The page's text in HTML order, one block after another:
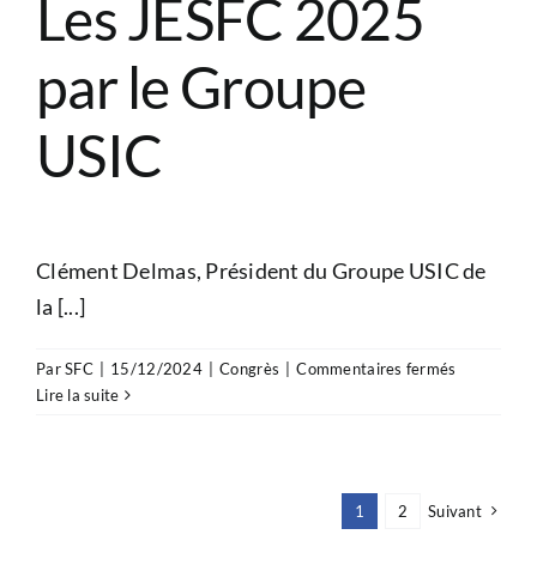
Les JESFC 2025
par le Groupe
USIC
Clément Delmas, Président du Groupe USIC de
la [...]
ParSFC 15/12/2024 Congrès Commentaires fermés
Lire la suite
1 2 Suivant